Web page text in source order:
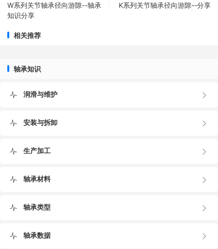
W系列关节轴承径向游隙--轴承
知识分享
K系列关节轴承径向游隙--分享
相关推荐
轴承知识
润滑与维护
安装与拆卸
生产加工
轴承材料
轴承类型
轴承数据